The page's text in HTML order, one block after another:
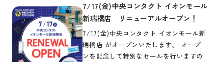
7/17(金)中央コンタクト イオンモール
新瑞橋店 リニューアルオープン！
7/17(金)中央コンタクト イオンモール新
瑞橋店 がオープンいたします。 オープ
ンを記念して特別なセールを行いますの